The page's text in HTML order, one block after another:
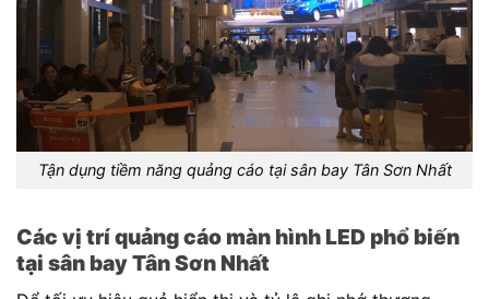
Tận dụng tiềm năng quảng cáo tại sân bay Tân Sơn Nhất
Các vị trí quảng cáo màn hình LED phổ biến
tại sân bay Tân Sơn Nhất